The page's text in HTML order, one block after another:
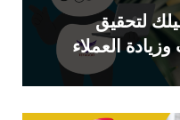
لتحقيق
العملاء